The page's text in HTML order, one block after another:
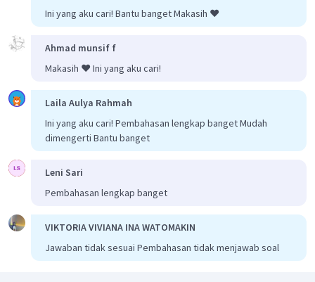
Dengan demikian, banyaknya gas
dibakaragar kalor yang dihasilkan dapat menaikkan
suhu air 1.000 gram air dari 50°C menjadi 100°C adalah
4,180 gram.
Jadi, jawaban yang tepat adalah A.
Ini yang aku cari! Bantu banget Makasih ❤️
Ahmad munsif f
Makasih ❤️ Ini yang aku cari!
Laila Aulya Rahmah
Ini yang aku cari! Pembahasan lengkap banget Mudah
dimengerti Bantu banget
Leni Sari
Pembahasan lengkap banget
VIKTORIA VIVIANA INA WATOMAKIN
Jawaban tidak sesuai Pembahasan tidak menjawab soal